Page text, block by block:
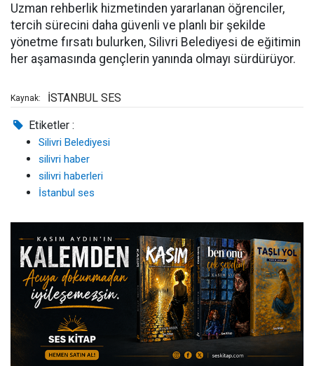
Uzman rehberlik hizmetinden yararlanan öğrenciler,
tercih sürecini daha güvenli ve planlı bir şekilde
yönetme fırsatı bulurken, Silivri Belediyesi de eğitimin
her aşamasında gençlerin yanında olmayı sürdürüyor.
Kaynak: İSTANBUL SES
Etiketler :
Silivri Belediyesi
silivri haber
silivri haberleri
İstanbul ses